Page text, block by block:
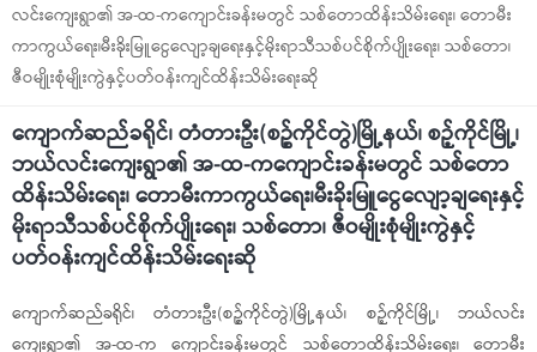
လင်းကျေးရွာ၏ အ-ထ-ကကျောင်းခန်းမတွင် သစ်တောထိန်းသိမ်းရေး၊ တောမီး
ကာကွယ်ရေး၊မီးခိုးမြူငွေလျော့ချရေးနှင့်မိုးရာသီသစ်ပင်စိုက်ပျိုးရေး၊ သစ်တော၊
ဇီဝမျိုးစုံမျိုးကွဲနှင့်ပတ်ဝန်းကျင်ထိန်းသိမ်းရေးဆို
ကျောက်ဆည်ခရိုင်၊ တံတားဦး(စဥ့်ကိုင်တွဲ)မြို့နယ်၊ စဉ့်ကိုင်မြို့၊
ဘယ်လင်းကျေးရွာ၏ အ-ထ-ကကျောင်းခန်းမတွင် သစ်တော
ထိန်းသိမ်းရေး၊ တောမီးကာကွယ်ရေး၊မီးခိုးမြူငွေလျော့ချရေးနှင့်
မိုးရာသီသစ်ပင်စိုက်ပျိုးရေး၊ သစ်တော၊ ဇီဝမျိုးစုံမျိုးကွဲနှင့်
ပတ်ဝန်းကျင်ထိန်းသိမ်းရေးဆို
ကျောက်ဆည်ခရိုင်၊ တံတားဦး(စဥ့်ကိုင်တွဲ)မြို့နယ်၊ စဉ့်ကိုင်မြို့၊ ဘယ်လင်း
ကျေးရွာ၏ အ-ထ-က ကျောင်းခန်းမတွင် သစ်တောထိန်းသိမ်းရေး၊ တောမီး